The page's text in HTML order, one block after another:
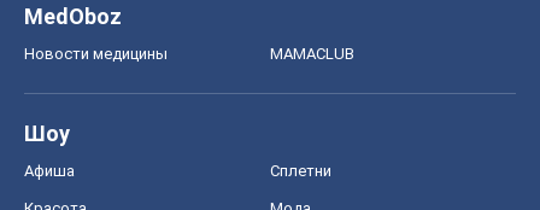
MedOboz
Новости медицины MAMACLUB
Шоу
Афиша Сплетни